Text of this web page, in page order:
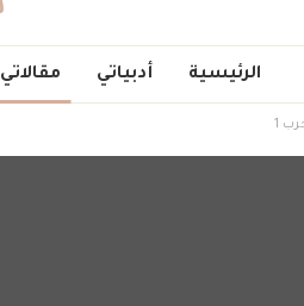
الرئيسية أدبياتي مقالاتي